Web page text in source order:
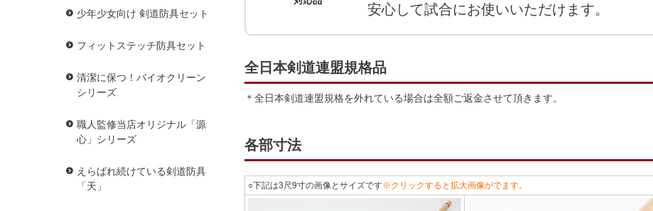
少年少女向け 剣道防具セット
フィットステッチ防具セット
清潔に保つ！バイオクリーン
シリーズ
職人監修当店オリジナル「源
心」シリーズ
えらばれ続けている剣道防具
「天」
安心して試合にお使いいただけます。
全日本剣道連盟規格品
＊全日本剣道連盟規格を外れている場合は全額ご返金させて頂きます。
各部寸法
○下記は3尺9寸の画像とサイズです※クリックすると拡大画像がでます。